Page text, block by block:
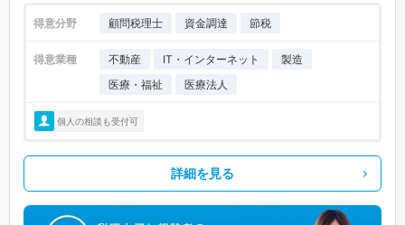
得意分野 顧問税理士 資金調達 節税
得意業種 不動産 IT・インターネット
製造
医療・福祉
医療法人
個人の相談も受付可
詳細を見る